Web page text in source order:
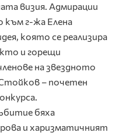
визия. Адмирации
към г-жа Елена
която се реализира
и горещи
на звездното
– почетен
бяха
и харизматичният